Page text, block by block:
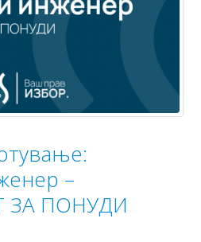
–
ЗА ПОНУДИ